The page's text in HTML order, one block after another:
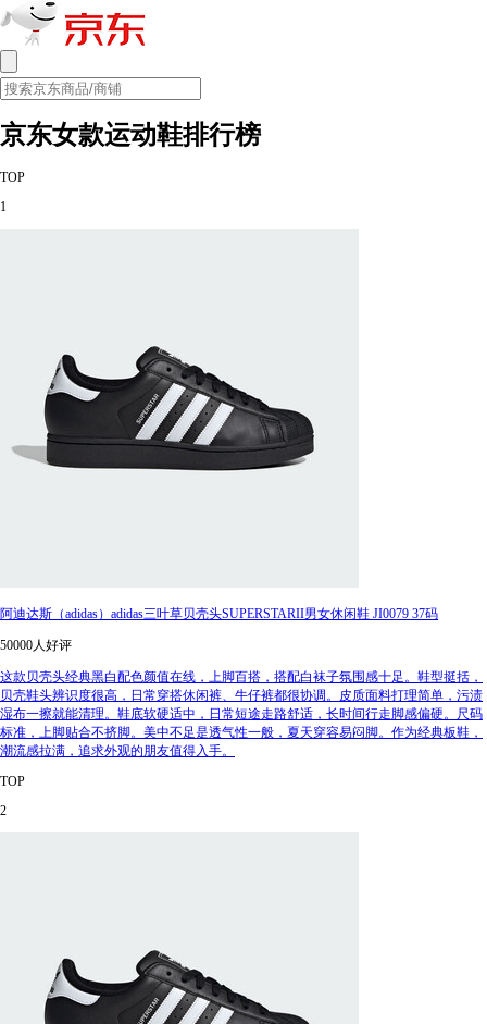
京东女款运动鞋排行榜
TOP
1
阿迪达斯（adidas）adidas三叶草贝壳头SUPERSTARII男女休闲鞋 JI0079 37码
50000人好评
这款贝壳头经典黑白配色颜值在线，上脚百搭，搭配白袜子氛围感十足。鞋型挺括，
贝壳鞋头辨识度很高，日常穿搭休闲裤、牛仔裤都很协调。皮质面料打理简单，污渍
湿布一擦就能清理。鞋底软硬适中，日常短途走路舒适，长时间行走脚感偏硬。尺码
标准，上脚贴合不挤脚。美中不足是透气性一般，夏天穿容易闷脚。作为经典板鞋，
潮流感拉满，追求外观的朋友值得入手。
TOP
2